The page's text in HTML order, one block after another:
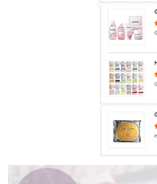
Comentarios